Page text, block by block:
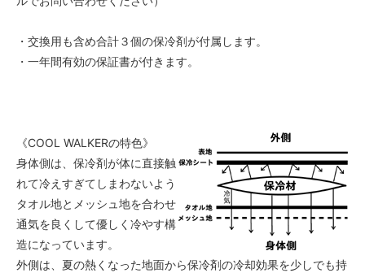
・交換用も含め合計３個の保冷剤が付属します。
・一年間有効の保証書が付きます。
《COOL WALKERの特色》
身体側は、保冷剤が体に直接触
れて冷えすぎてしまわないよう
タオル地とメッシュ地を合わせ
通気を良くして優しく冷やす構
造になっています。
外側は、夏の熱くなった地面から保冷剤の冷却効果を少しでも持